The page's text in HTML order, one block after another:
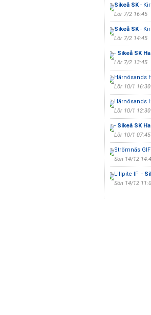
Sikeå SK-
Lör 7/2 16:45
Sikeå SK-
Lör 7/2 14:45
- Sikeå SK
Lör 7/2 13:45
Härnösands
Lör 10/1 16:30
Härnösands
Lör 10/1 12:30
- Sikeå SK
Lör 10/1 07:45
Strömnäs GIF
Sön 14/12
Lillpite IF -
Sön 14/12